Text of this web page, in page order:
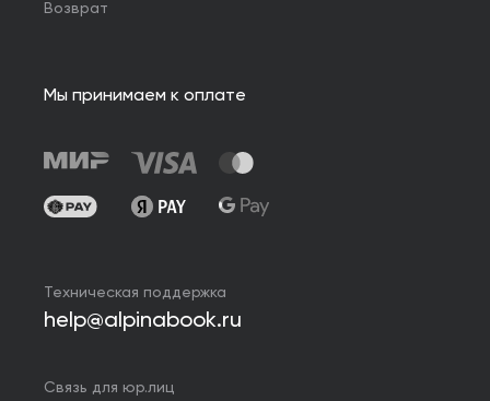
Возврат
Мы принимаем к оплате
Техническая поддержка
help@alpinabook.ru
Связь для юр.лиц